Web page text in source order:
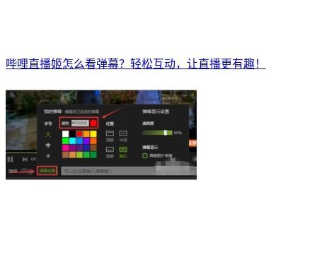
哔哩直播姬怎么看弹幕？轻松互动，让直播更有趣！